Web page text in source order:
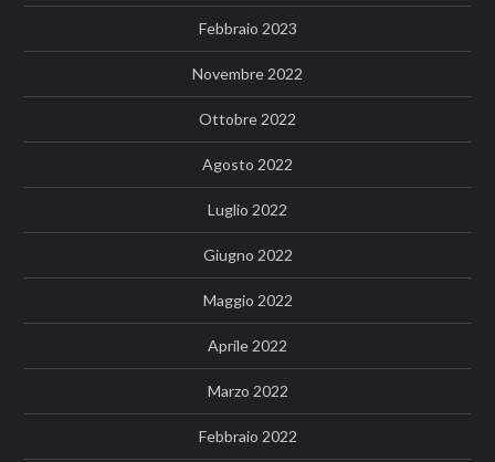
Febbraio 2023
Novembre 2022
Ottobre 2022
Agosto 2022
Luglio 2022
Giugno 2022
Maggio 2022
Aprile 2022
Marzo 2022
Febbraio 2022